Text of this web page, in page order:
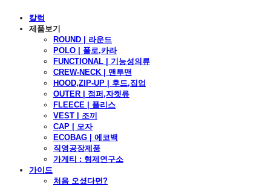
칼럼
제품보기
ROUND | 라운드
POLO | 폴로,카라
FUNCTIONAL | 기능성의류
CREW-NECK | 맨투맨
HOOD,ZIP-UP | 후드,집업
OUTER | 점퍼,자켓류
FLEECE | 플리스
VEST | 조끼
CAP | 모자
ECOBAG | 에코백
직영공장제품
가게티 : 형제연구소
가이드
처음 오셨다면?